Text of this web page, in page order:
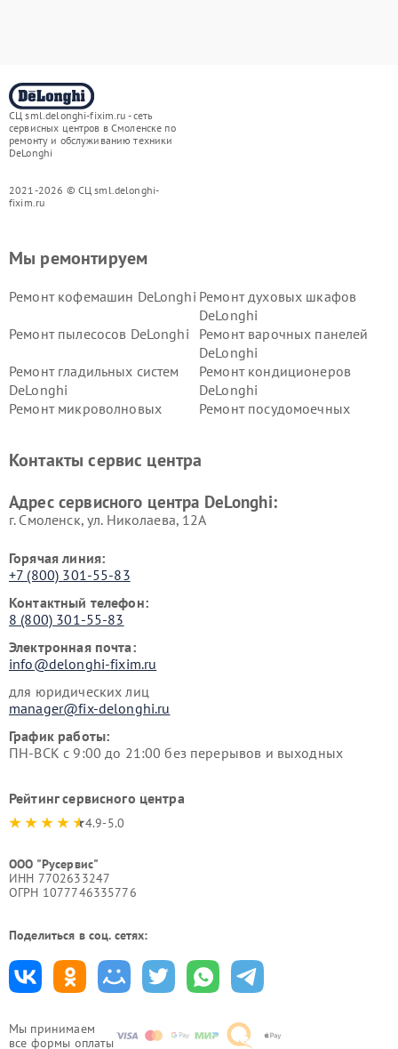
СЦ sml.delonghi-fixim.ru - сеть
сервисных центров в Смоленске по
ремонту и обслуживанию техники
DeLonghi
2021-2026 © СЦ sml.delonghi-
fixim.ru
Мы принимаем
все формы оплаты
Мы ремонтируем
Ремонт кофемашин DeLonghi Ремонт духовых шкафов
DeLonghi
Ремонт пылесосов DeLonghi
Ремонт варочных панелей
DeLonghi
Ремонт гладильных систем
DeLonghi
Ремонт кондиционеров
DeLonghi
Ремонт микроволновых
Ремонт посудомоечных
DeLonghi
DeLonghi
Контакты сервис центра
Адрес сервисного центра DeLonghi:
г. Смоленск, ул. Николаева, 12А
Горячая линия:
+7 (800) 301-55-83
Контактный телефон:
8 (800) 301-55-83
Электронная почта:
info@delonghi-fixim.ru
для юридических лиц
manager@fix-delonghi.ru
График работы:
ПН-ВСК с 9:00 до 21:00 без перерывов и выходных
Рейтинг сервисного центра
4.9-5.0
ООО "Русервис"
ИНН 7702633247
ОГРН 1077746335776
Поделиться в соц. сетях: